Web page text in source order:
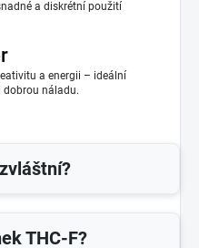
a diskrétní použití
a energii – ideální
dobrou náladu.
THC-F?